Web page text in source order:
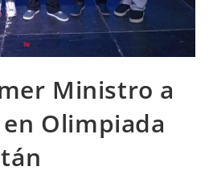
Ministro a
Olimpiada